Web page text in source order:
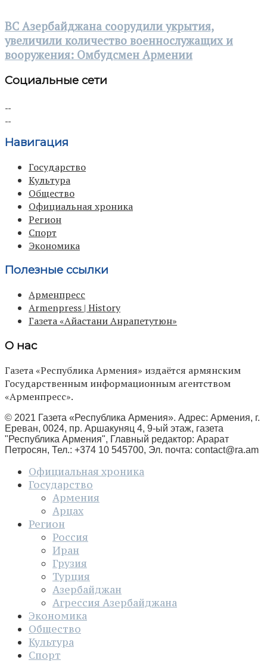
ВС Азербайджана соорудили укрытия,
увеличили количество военнослужащих и
вооружения: Омбудсмен Армении
Социальные сети
Навигация
Государство
Культура
Общество
Официальная хроника
Регион
Спорт
Экономика
Полезные ссылки
Арменпресс
Armenpress | History
Газета «Айастани Анрапетутюн»
О нас
Газета «Республика Армения» издаётся армянским
Государственным информационным агентством
«Арменпресс».
© 2021 Газета «Республика Армения». Адрес: Армения, г.
Ереван, 0024, пр. Аршакуняц 4, 9-ый этаж, газета
"Республика Армения", Главный редактор: Арарат
Петросян, Тел.: +374 10 545700, Эл. почта: contact@ra.am
Официальная хроника
Государство
Армения
Арцах
Регион
Россия
Иран
Грузия
Турция
Азербайджан
Агрессия Азербайджана
Экономика
Общество
Культура
Спорт